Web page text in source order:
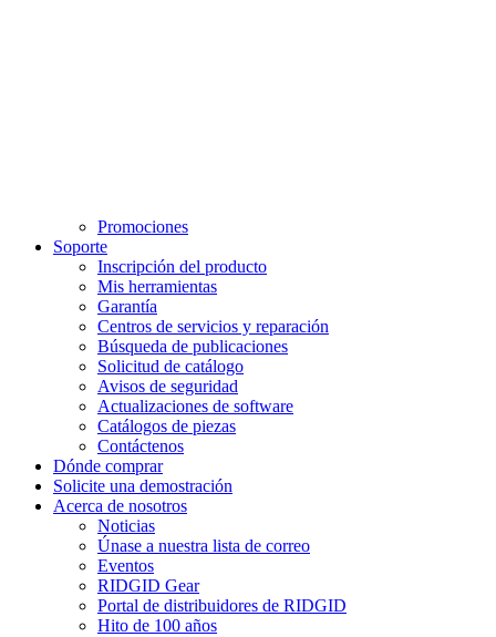
Promociones
Soporte
Inscripción del producto
Mis herramientas
Garantía
Centros de servicios y reparación
Búsqueda de publicaciones
Solicitud de catálogo
Avisos de seguridad
Actualizaciones de software
Catálogos de piezas
Contáctenos
Dónde comprar
Solicite una demostración
Acerca de nosotros
Noticias
Únase a nuestra lista de correo
Eventos
RIDGID Gear
Portal de distribuidores de RIDGID
Hito de 100 años